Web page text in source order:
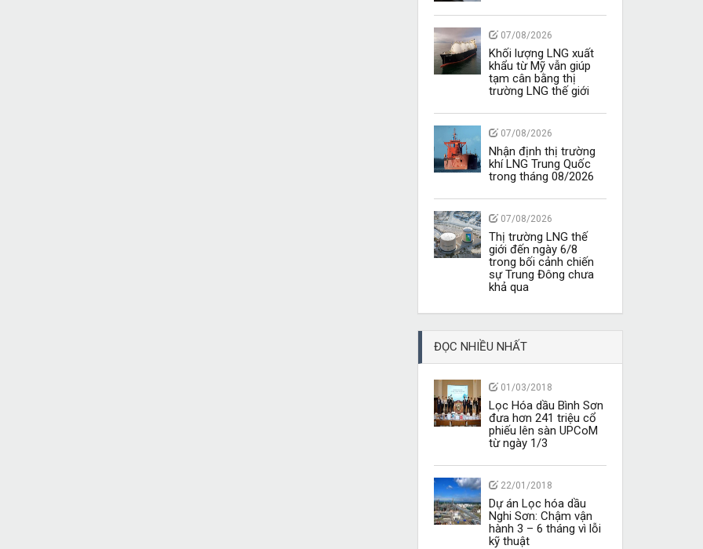
07/08/2026
Khối lượng LNG xuất
khẩu từ Mỹ vẫn giúp
tạm cân bằng thị
trường LNG thế giới
07/08/2026
Nhận định thị trường
khí LNG Trung Quốc
trong tháng 08/2026
07/08/2026
Thị trường LNG thế
giới đến ngày 6/8
trong bối cảnh chiến
sự Trung Đông chưa
khả qua
ĐỌC NHIỀU NHẤT
01/03/2018
Lọc Hóa dầu Bình Sơn
đưa hơn 241 triệu cổ
phiếu lên sàn UPCoM
từ ngày 1/3
22/01/2018
Dự án Lọc hóa dầu
Nghi Sơn: Chậm vận
hành 3 – 6 tháng vì lỗi
kỹ thuật